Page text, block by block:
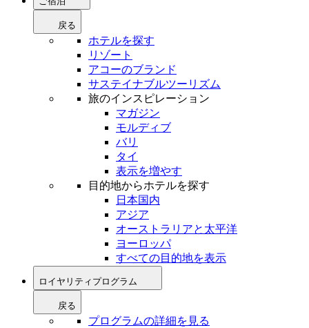
戻る
ホテルを探す
リゾート
アコーのブランド
サステイナブルツーリズム
旅のインスピレーション
マガジン
モルディブ
バリ
タイ
表示を増やす
目的地からホテルを探す
日本国内
アジア
オーストラリアと太平洋
ヨーロッパ
すべての目的地を表示
ロイヤリティプログラム
戻る
プログラムの詳細を見る